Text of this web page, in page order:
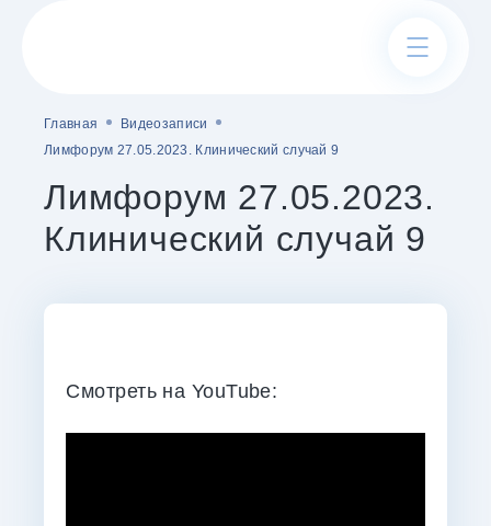
О нас
Правление
Главная
Видеозаписи
Лимфорум 27.05.2023. Клинический случай 9
Лимфорум 27.05.2023.
Клинический случай 9
Cмотреть на YouTube: